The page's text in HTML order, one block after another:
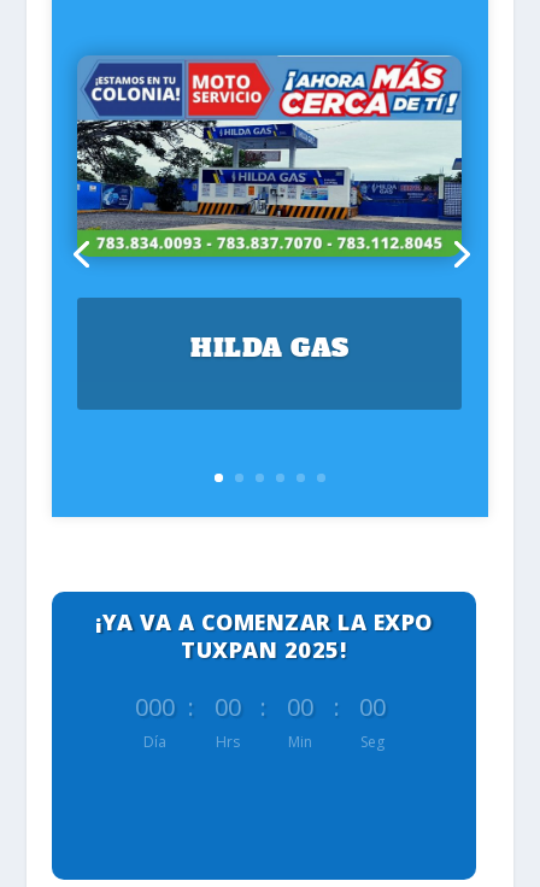
HILDA GAS
¡YA VA A COMENZAR LA EXPO
TUXPAN 2025!
000
Día
: 00
Hrs
: 00
Min
: 00
Seg